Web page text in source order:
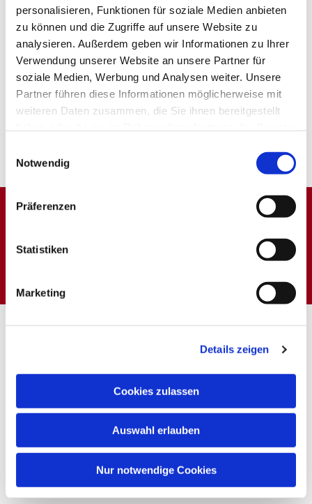
personalisieren, Funktionen für soziale Medien anbieten
zu können und die Zugriffe auf unsere Website zu
analysieren. Außerdem geben wir Informationen zu Ihrer
Verwendung unserer Website an unsere Partner für
soziale Medien, Werbung und Analysen weiter. Unsere
Partner führen diese Informationen möglicherweise mit
weiteren Daten zusammen, die Sie ihnen bereitgestellt
Notwendig
Präferenzen
Statistiken
Marketing
Details zeigen
Cookies zulassen
Auswahl erlauben
Nur notwendige Cookies